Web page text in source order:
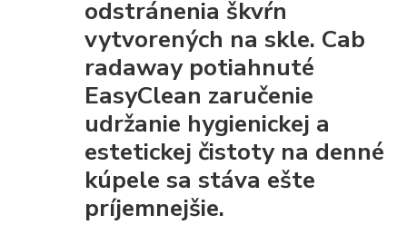
odstránenia škvŕn
vytvorených na skle. Cab
radaway potiahnuté
EasyClean zaručenie
udržanie hygienickej a
estetickej čistoty na denné
kúpele sa stáva ešte
príjemnejšie.